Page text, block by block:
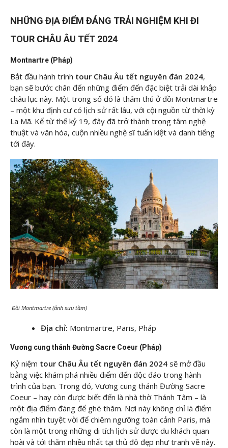
NHỮNG ĐỊA ĐIỂM ĐÁNG TRẢI NGHIỆM KHI ĐI
TOUR CHÂU ÂU TẾT 2024
Montnartre (Pháp)
Bắt đầu hành trình tour Châu Âu tết nguyên đán 2024,
bạn sẽ bước chân đến những điểm đến đặc biệt trải dài khắp
châu lục này. Một trong số đó là thăm thú ở đồi Montmartre
– một khu định cư có lịch sử rất lâu, với cội nguồn từ thời kỳ
La Mã. Kể từ thế kỷ 19, đây đã trở thành trọng tâm nghệ
thuật và văn hóa, cuộn nhiều nghệ sĩ tuấn kiệt và danh tiếng
tới đây.
Đồi Montmartre (ảnh sưu tầm)
Địa chỉ: Montmartre, Paris, Pháp
Vương cung thánh Đường Sacre Coeur (Pháp)
Kỷ niệm tour Châu Âu tết nguyên đán 2024 sẽ mở đầu
bằng việc khám phá nhiều điểm đến độc đáo trong hành
trình của bạn. Trong đó, Vương cung thánh Đường Sacre
Coeur – hay còn được biết đến là nhà thờ Thánh Tâm – là
một địa điểm đáng để ghé thăm. Nơi này không chỉ là điểm
ngắm nhìn tuyệt vời để chiêm ngưỡng toàn cảnh Paris, mà
còn là một trong những di tích lịch sử được du khách quan
hoài và tới thăm nhiều nhất tại thủ đô đẹp như tranh vẽ này.